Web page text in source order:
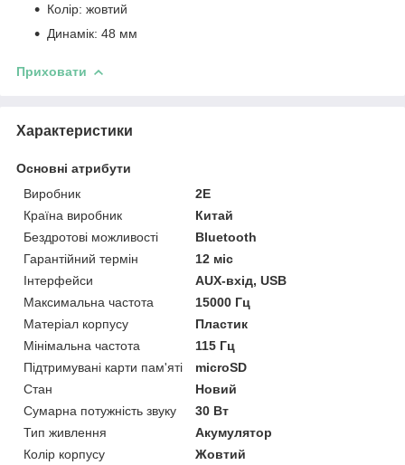
Колір: жовтий
Динамік: 48 мм
Приховати
Характеристики
Основні атрибути
Виробник
2E
Країна виробник
Китай
Бездротові можливості
Bluetooth
Гарантійний термін
12 міс
Інтерфейси
AUX-вхід, USB
Максимальна частота
15000 Гц
Матеріал корпусу
Пластик
Мінімальна частота
115 Гц
Підтримувані карти пам'яті
microSD
Стан
Новий
Сумарна потужність звуку
30 Вт
Тип живлення
Акумулятор
Колір корпусу
Жовтий